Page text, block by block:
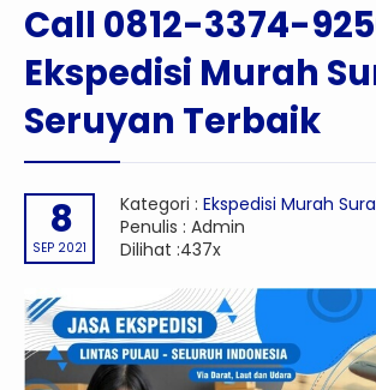
Call 0812-3374-
Ekspedisi Murah
Seruyan Terbaik
8
SEP 2021
Kategori : Ekspedisi Murah
Penulis : Admin
Dilihat :437x